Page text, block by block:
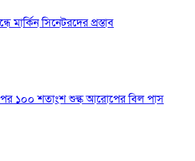
মার্কিন সিনেটরদের প্রস্তাব
১০০ শতাংশ শুল্ক আরোপের বিল পাস